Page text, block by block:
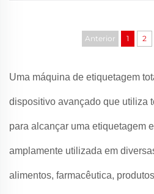
Anterior 1 2
Uma máquina de etiquetagem
dispositivo avançado que utiliza
para alcançar uma etiquetagem
amplamente utilizada em
alimentos, farmacêutica,